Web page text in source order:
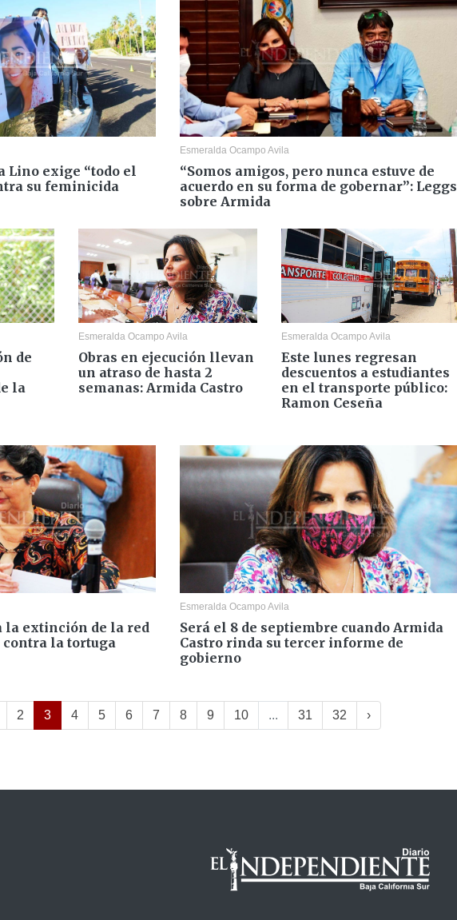
Lino exige “todo el
su feminicida
Esmeralda Ocampo Avila
“Somos amigos, pero nunca estuve de
acuerdo en su forma de gobernar”: Leggs
sobre Armida
de
la
Esmeralda Ocampo Avila
Obras en ejecución llevan
un atraso de hasta 2
semanas: Armida Castro
Esmeralda Ocampo Avila
Este lunes regresan
descuentos a estudiantes
en el transporte público:
Ramon Ceseña
la extinción de la red
la tortuga
Esmeralda Ocampo Avila
Será el 8 de septiembre cuando Armida
Castro rinda su tercer informe de
gobierno
2 3 4 5 6 7 8 9 10 ... 31 32 ›